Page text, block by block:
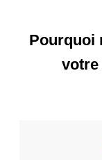
Pourquoi
votre